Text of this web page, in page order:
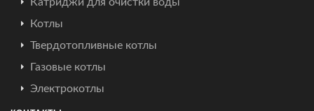
Котлы
Твердотопливные котлы
Газовые котлы
Электрокотлы